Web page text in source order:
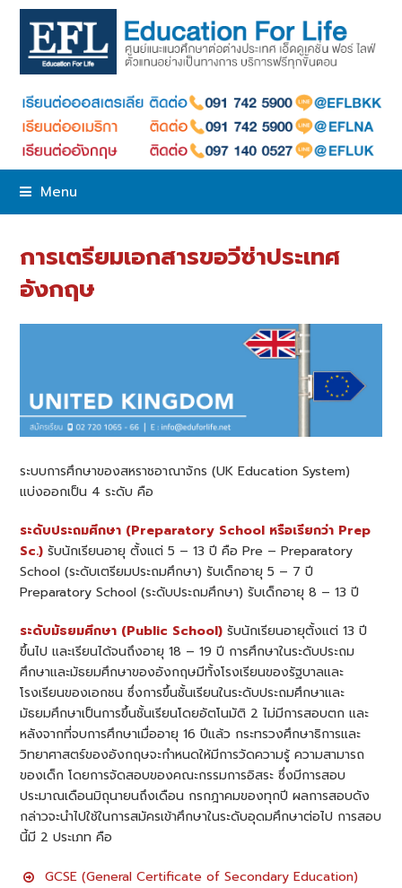
Menu
การเตรียมเอกสารขอวีซ่าประเทศ
อังกฤษ
ระบบการศึกษาของสหราชอาณาจักร (UK Education System)
แบ่งออกเป็น 4 ระดับ คือ
ระดับประถมศึกษา (Preparatory School หรือเรียกว่า Prep
Sc.) รับนักเรียนอายุ ตั้งแต่ 5 – 13 ปี คือ Pre – Preparatory
School (ระดับเตรียมประถมศึกษา) รับเด็กอายุ 5 – 7 ปี
Preparatory School (ระดับประถมศึกษา) รับเด็กอายุ 8 – 13 ปี
ระดับมัธยมศึกษา (Public School) รับนักเรียนอายุตั้งแต่ 13 ปี
ขึ้นไป และเรียนได้จนถึงอายุ 18 – 19 ปี การศึกษาในระดับประถม
ศึกษาและมัธยมศึกษาของอังกฤษมีทั้งโรงเรียนของรัฐบาลและ
โรงเรียนของเอกชน ซึ่งการขึ้นชั้นเรียนในระดับประถมศึกษาและ
มัธยมศึกษาเป็นการขึ้นชั้นเรียนโดยอัตโนมัติ 2 ไม่มีการสอบตก และ
หลังจากที่จบการศึกษาเมื่ออายุ 16 ปีแล้ว กระทรวงศึกษาธิการและ
วิทยาศาสตร์ของอังกฤษจะกำหนดให้มีการวัดความรู้ ความสามารถ
ของเด็ก โดยการจัดสอบของคณะกรรมการอิสระ ซึ่งมีการสอบ
ประมาณเดือนมิถุนายนถึงเดือน กรกฎาคมของทุกปี ผลการสอบดัง
กล่าวจะนำไปใช้ในการสมัครเข้าศึกษาในระดับอุดมศึกษาต่อไป การสอบ
นี้มี 2 ประเภท คือ
GCSE (General Certificate of Secondary Education)